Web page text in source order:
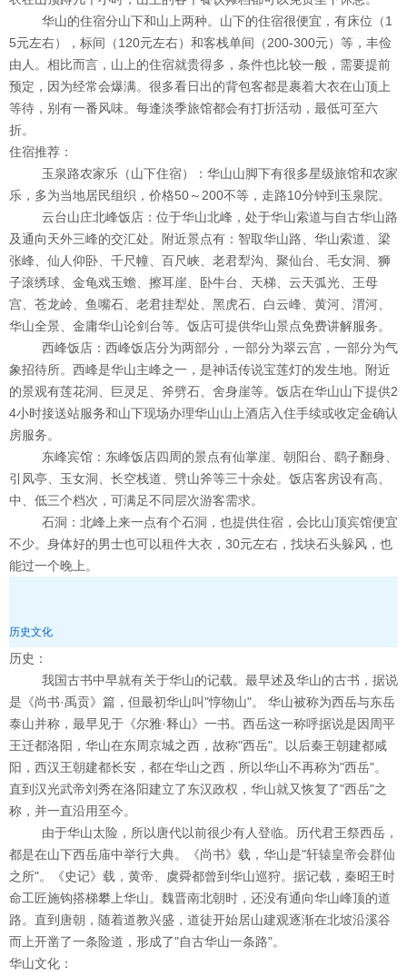
华山的住宿分山下和山上两种。山下的住宿很便宜，有床位（1
5元左右），标间（120元左右）和客栈单间（200-300元）等，丰俭
由人。相比而言，山上的住宿就贵得多，条件也比较一般，需要提前
预定，因为经常会爆满。很多看日出的背包客都是裹着大衣在山顶上
等待，别有一番风味。每逢淡季旅馆都会有打折活动，最低可至六
折。
住宿推荐：
玉泉路农家乐（山下住宿）：华山山脚下有很多星级旅馆和农家
乐，多为当地居民组织，价格50～200不等，走路10分钟到玉泉院。
云台山庄北峰饭店：位于华山北峰，处于华山索道与自古华山路
及通向天外三峰的交汇处。附近景点有：智取华山路、华山索道、梁
张峰、仙人仰卧、千尺幢、百尺峡、老君犁沟、聚仙台、毛女洞、狮
子滚绣球、金龟戏玉蟾、擦耳崖、卧牛台、天梯、云天弧光、王母
宫、苍龙岭、鱼嘴石、老君挂犁处、黑虎石、白云峰、黄河、渭河、
华山全景、金庸华山论剑台等。饭店可提供华山景点免费讲解服务。
西峰饭店：西峰饭店分为两部分，一部分为翠云宫，一部分为气
象招待所。西峰是华山主峰之一，是神话传说宝莲灯的发生地。附近
的景观有莲花洞、巨灵足、斧劈石、舍身崖等。饭店在华山山下提供2
4小时接送站服务和山下现场办理华山山上酒店入住手续或收定金确认
房服务。
东峰宾馆：东峰饭店四周的景点有仙掌崖、朝阳台、鹞子翻身、
引凤亭、玉女洞、长空栈道、劈山斧等三十余处。饭店客房设有高、
中、低三个档次，可满足不同层次游客需求。
石洞：北峰上来一点有个石洞，也提供住宿，会比山顶宾馆便宜
不少。身体好的男士也可以租件大衣，30元左右，找块石头躲风，也
能过一个晚上。
历史文化
历史：
我国古书中早就有关于华山的记载。最早述及华山的古书，据说
是《尚书·禹贡》篇，但最初华山叫"惇物山"。 华山被称为西岳与东岳
泰山并称，最早见于《尔雅·释山》一书。西岳这一称呼据说是因周平
王迁都洛阳，华山在东周京城之西，故称"西岳"。以后秦王朝建都咸
阳，西汉王朝建都长安，都在华山之西，所以华山不再称为"西岳"。
直到汉光武帝刘秀在洛阳建立了东汉政权，华山就又恢复了"西岳"之
称，并一直沿用至今。
由于华山太险，所以唐代以前很少有人登临。历代君王祭西岳，
都是在山下西岳庙中举行大典。《尚书》载，华山是"轩辕皇帝会群仙
之所"。《史记》载，黄帝、虞舜都曾到华山巡狩。据记载，秦昭王时
命工匠施钩搭梯攀上华山。魏晋南北朝时，还没有通向华山峰顶的道
路。直到唐朝，随着道教兴盛，道徒开始居山建观逐渐在北坡沿溪谷
而上开凿了一条险道，形成了"自古华山一条路"。
华山文化：